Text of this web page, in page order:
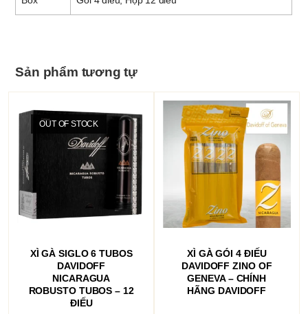
Sản phẩm tương tự
OUT OF STOCK
XÌ GÀ SIGLO 6 TUBOS
DAVIDOFF
NICARAGUA
ROBUSTO TUBOS – 12
ĐIẾU
THÊM VÀO GIỎ HÀNG
XÌ GÀ GÓI 4 ĐIẾU
DAVIDOFF ZINO OF
GENEVA – CHÍNH
HÃNG DAVIDOFF